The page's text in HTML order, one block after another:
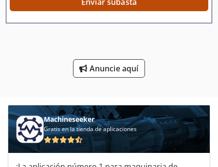
Máquina De Afilado
Máquina De La Carpintería
Máquina De La Construcción
Máquina De Recorte
Anuncie aquí
Machineseeker
Gratis en la tienda de aplicaciones